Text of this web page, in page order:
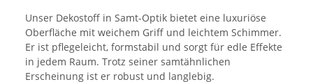
Unser Dekostoff in Samt-Optik bietet eine luxuriöse
Oberfläche mit weichem Griff und leichtem Schimmer.
Er ist pflegeleicht, formstabil und sorgt für edle Effekte
in jedem Raum. Trotz seiner samtähnlichen
Erscheinung ist er robust und langlebig.